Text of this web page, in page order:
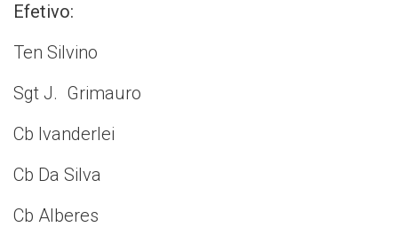
Efetivo:
Ten Silvino
Sgt J. Grimauro
Cb Ivanderlei
Cb Da Silva
Cb Alberes